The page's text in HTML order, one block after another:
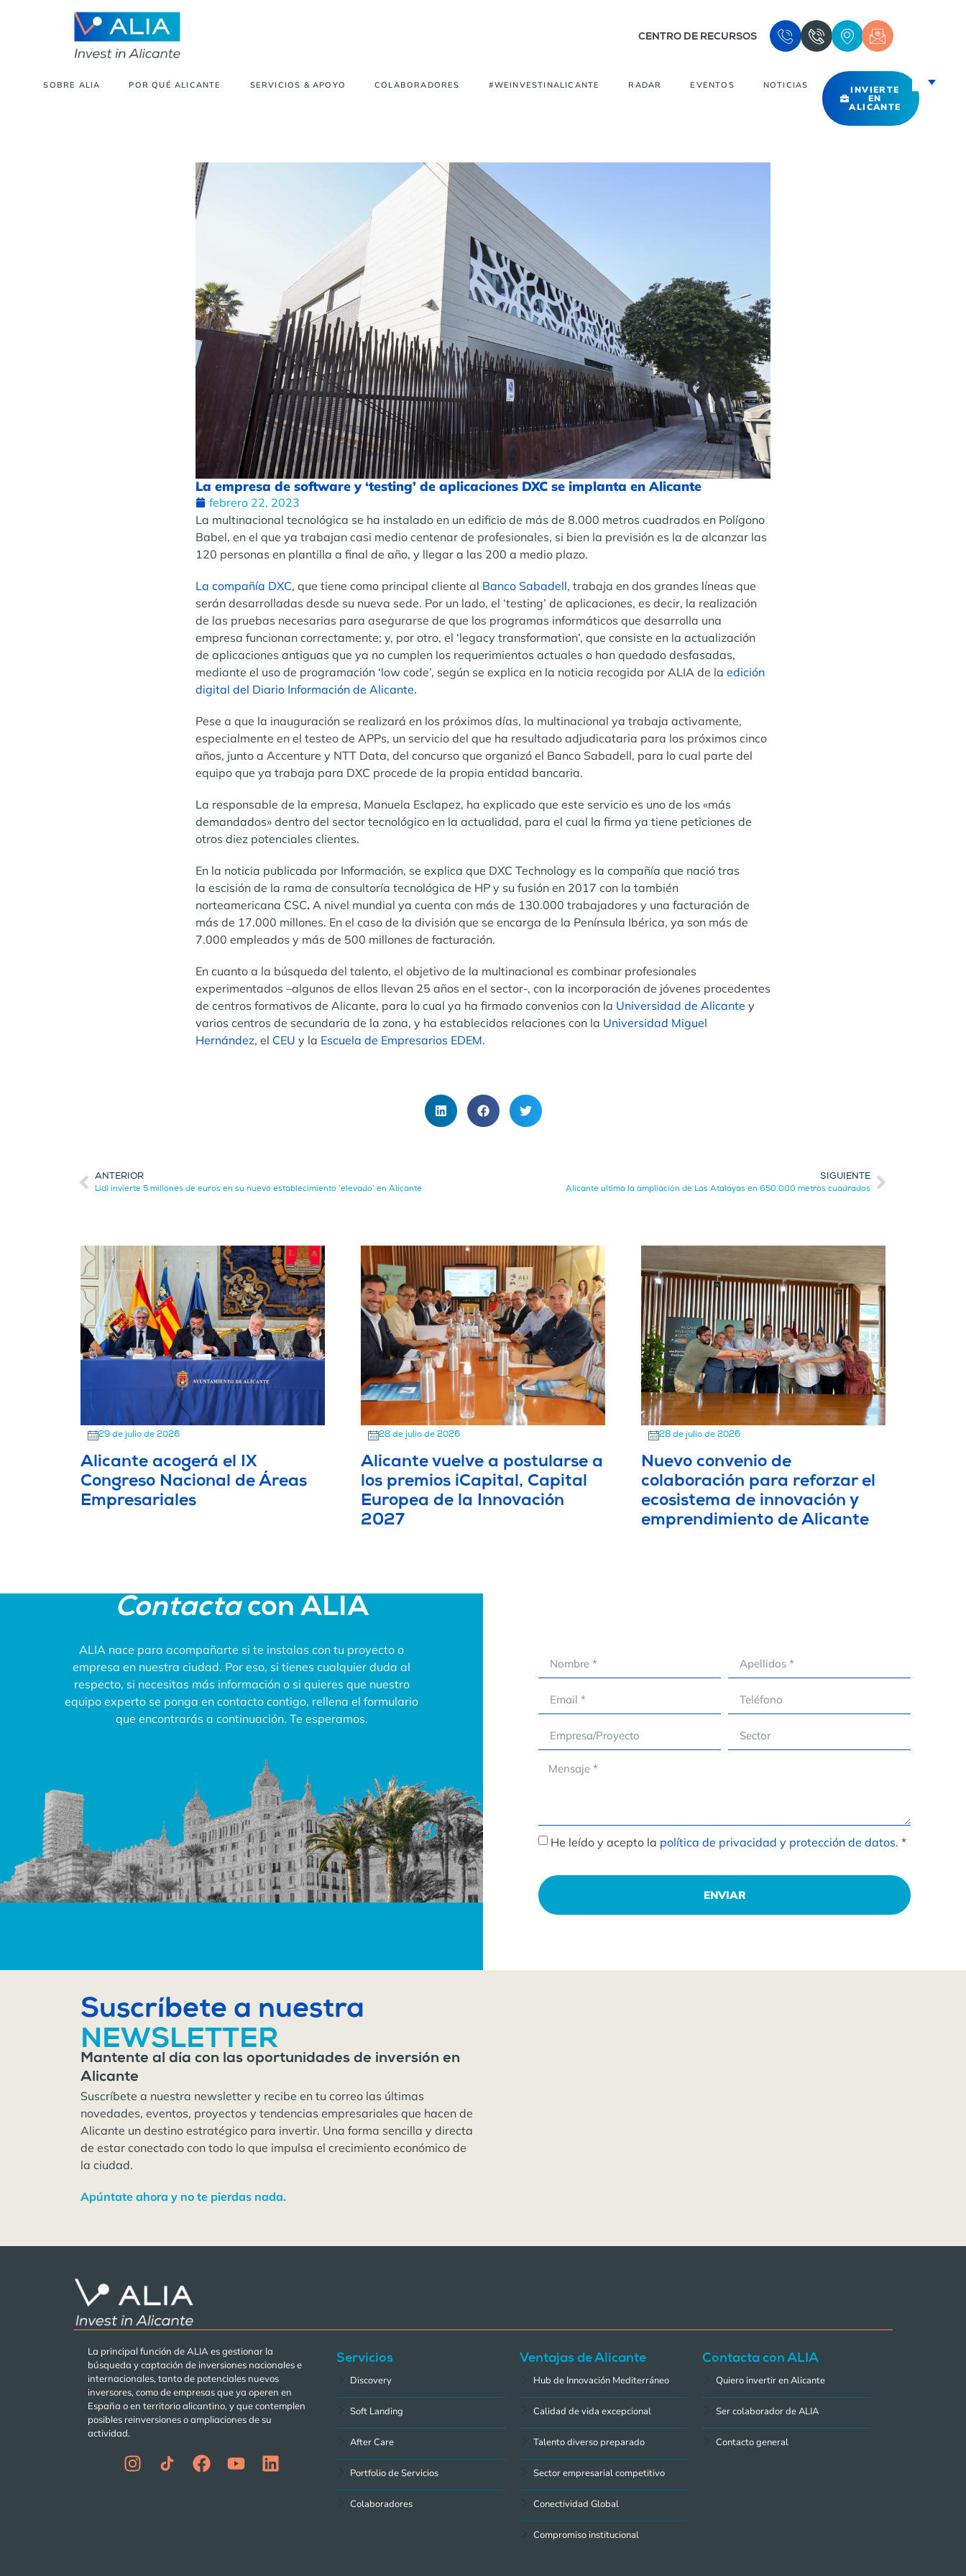
CENTRO DE RECURSOS
SOBRE ALIA POR QUÉ ALICANTE SERVICIOS & APOYO COLABORADORES #WEINVESTINALICANTE RADAR EVENTOS NOTICIAS
INVIERTE
EN
ALICANTE
La empresa de software y ‘testing’ de aplicaciones DXC se implanta en Alicante
febrero 22, 2023
La multinacional tecnológica se ha instalado en un edificio de más de 8.000 metros cuadrados en Polígono
Babel, en el que ya trabajan casi medio centenar de profesionales, si bien la previsión es la de alcanzar las
120 personas en plantilla a final de año, y llegar a las 200 a medio plazo.
La compañía DXC, que tiene como principal cliente al Banco Sabadell, trabaja en dos grandes líneas que
serán desarrolladas desde su nueva sede. Por un lado, el ‘testing’ de aplicaciones, es decir, la realización
de las pruebas necesarias para asegurarse de que los programas informáticos que desarrolla una
empresa funcionan correctamente; y, por otro, el ‘legacy transformation’, que consiste en la actualización
de aplicaciones antiguas que ya no cumplen los requerimientos actuales o han quedado desfasadas,
mediante el uso de programación ‘low code’, según se explica en la noticia recogida por ALIA de la edición
digital del Diario Información de Alicante.
Pese a que la inauguración se realizará en los próximos días, la multinacional ya trabaja activamente,
especialmente en el testeo de APPs, un servicio del que ha resultado adjudicataria para los próximos cinco
años, junto a Accenture y NTT Data, del concurso que organizó el Banco Sabadell, para lo cual parte del
equipo que ya trabaja para DXC procede de la propia entidad bancaria.
La responsable de la empresa, Manuela Esclapez, ha explicado que este servicio es uno de los «más
demandados» dentro del sector tecnológico en la actualidad, para el cual la firma ya tiene peticiones de
otros diez potenciales clientes.
En la noticia publicada por Información, se explica que DXC Technology es la compañía que nació tras
la escisión de la rama de consultoría tecnológica de HP y su fusión en 2017 con la también
norteamericana CSC. A nivel mundial ya cuenta con más de 130.000 trabajadores y una facturación de
más de 17.000 millones. En el caso de la división que se encarga de la Península Ibérica, ya son más de
7.000 empleados y más de 500 millones de facturación.
En cuanto a la búsqueda del talento, el objetivo de la multinacional es combinar profesionales
experimentados –algunos de ellos llevan 25 años en el sector-, con la incorporación de jóvenes procedentes
de centros formativos de Alicante, para lo cual ya ha firmado convenios con la Universidad de Alicante y
varios centros de secundaria de la zona, y ha establecidos relaciones con la Universidad Miguel
Hernández, el CEU y la Escuela de Empresarios EDEM.
ANTERIOR
Lidl invierte 5 millones de euros en su nuevo establecimiento ‘elevado’ en Alicante
SIGUIENTE
Alicante ultima la ampliación de Las Atalayas en 650.000 metros cuadrados
29 de julio de 2026
Alicante acogerá el IX
Congreso Nacional de Áreas
Empresariales
28 de julio de 2026
Alicante vuelve a postularse a
los premios iCapital, Capital
Europea de la Innovación
2027
28 de julio de 2026
Nuevo convenio de
colaboración para reforzar el
ecosistema de innovación y
emprendimiento de Alicante
Contacta con ALIA
ALIA nace para acompañarte si te instalas con tu proyecto o
empresa en nuestra ciudad. Por eso, si tienes cualquier duda al
respecto, si necesitas más información o si quieres que nuestro
equipo experto se ponga en contacto contigo, rellena el formulario
que encontrarás a continuación. Te esperamos.
He leído y acepto la política de privacidad y protección de datos. *
ENVIAR
Suscríbete a nuestra
NEWSLETTER
Mantente al día con las oportunidades de inversión en
Alicante
Suscríbete a nuestra newsletter y recibe en tu correo las últimas
novedades, eventos, proyectos y tendencias empresariales que hacen de
Alicante un destino estratégico para invertir. Una forma sencilla y directa
de estar conectado con todo lo que impulsa el crecimiento económico de
la ciudad.
Apúntate ahora y no te pierdas nada.
La principal función de ALIA es gestionar la
búsqueda y captación de inversiones nacionales e
internacionales, tanto de potenciales nuevos
inversores, como de empresas que ya operen en
España o en territorio alicantino, y que contemplen
posibles reinversiones o ampliaciones de su
actividad.
Servicios
Discovery
Soft Landing
After Care
Portfolio de Servicios
Colaboradores
Ventajas de Alicante
Hub de Innovación Mediterráneo
Calidad de vida excepcional
Talento diverso preparado
Sector empresarial competitivo
Conectividad Global
Compromiso institucional
Contacta con ALIA
Quiero invertir en Alicante
Ser colaborador de ALIA
Contacto general